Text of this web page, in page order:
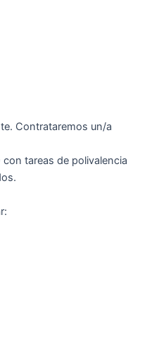
Contrataremos un/a
tareas de polivalencia